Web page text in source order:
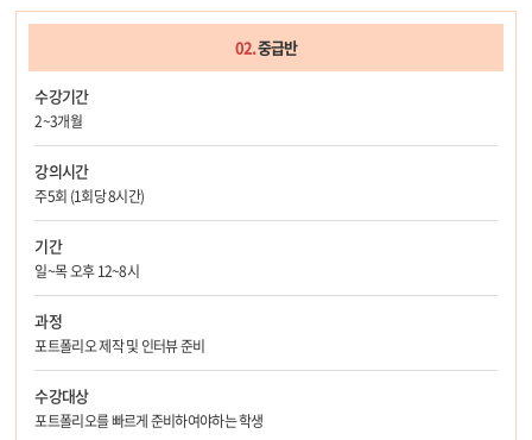
02.중급반
수강기간
2~3개월
강의시간
주5회 (1회당 8시간)
기간
일~목 오후 12~8시
과정
포트폴리오 제작 및 인터뷰 준비
수강대상
포트폴리오를 빠르게 준비하여야하는 학생